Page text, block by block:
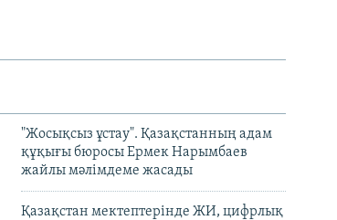
"Жосықсыз ұстау". Қазақстанның адам
құқығы бюросы Ермек Нарымбаев
жайлы мәлімдеме жасады
Қазақстан мектептерінде ЖИ, цифрлық